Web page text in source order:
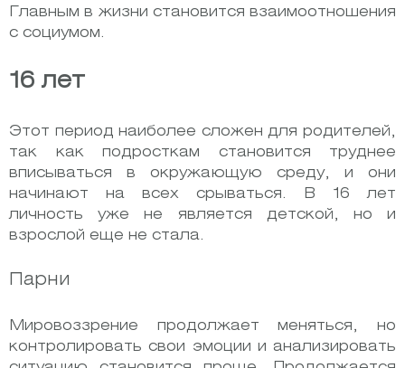
Главным в жизни становится взаимоотношения
с социумом.
16 лет
Этот период наиболее сложен для родителей,
так как подросткам становится труднее
вписываться в окружающую среду, и они
начинают на всех срываться. В 16 лет
личность уже не является детской, но и
взрослой еще не стала.
Парни
Мировоззрение продолжает меняться, но
контролировать свои эмоции и анализировать